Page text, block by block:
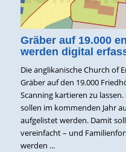
Gräber auf 19.000
werden digital
Die anglikanische Church of
Gräber auf den 19.000
Scanning kartieren zu
sollen im kommenden Jahr
aufgelistet werden. Damit
vereinfacht – und
werden ...